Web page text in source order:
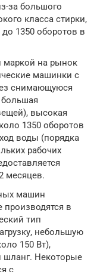
за большого
класса стирки,
1350 оборотов в
маркой на рынок
машинки с
снимающуюся
высокая
1350 оборотов
воды (порядка
рабочих
месяцев.
машин
в
тип
небольшую
150 Вт),
Некоторые
с